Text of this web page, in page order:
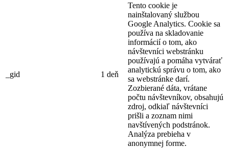
_gid 1 deň
Tento cookie je
nainštalovaný službou
Google Analytics. Cookie sa
používa na skladovanie
informácií o tom, ako
návštevníci webstránku
používajú a pomáha vytvárať
analytickú správu o tom, ako
sa webstránke darí.
Zozbierané dáta, vrátane
počtu návštevníkov, obsahujú
zdroj, odkiaľ návštevníci
prišli a zoznam nimi
navštívených podstránok.
Analýza prebieha v
anonymnej forme.